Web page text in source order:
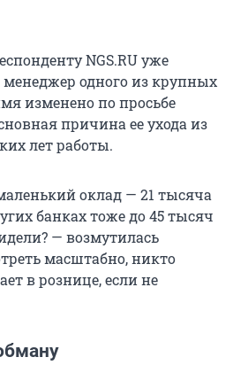
NGS.RU уже
одного из крупных
изменено по просьбе
причина ее ухода из
лет работы.
оклад — 21 тысяча
банках тоже до45 тысяч
— возмутилась
масштабно, никто
в рознице, если не